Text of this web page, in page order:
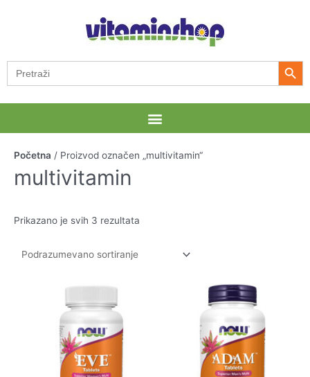
Search
for:
Search Button
Menu
Početna / Proizvod označen „multivitamin“
multivitamin
Prikazano je svih 3 rezultata